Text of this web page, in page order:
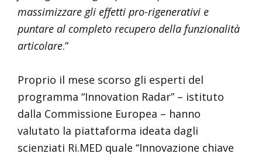
massimizzare gli effetti pro-rigenerativi e
puntare al completo recupero della funzionalità
articolare.”
Proprio il mese scorso gli esperti del
programma “Innovation Radar” – istituto
dalla Commissione Europea – hanno
valutato la piattaforma ideata dagli
scienziati Ri.MED quale “Innovazione chiave